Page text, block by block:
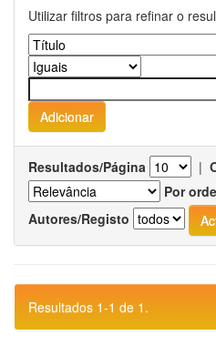
Utilizar filtros para refinar o
Resultados/Página |
Por
Autores/Registo
Resultados 1-1 de 1.